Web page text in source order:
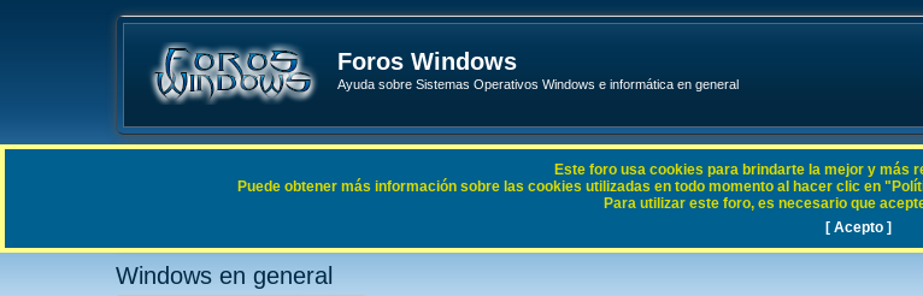
Foros Windows
Ayuda sobre Sistemas Operativos Windows e informática en general
Enlaces rápidos FAQ
Windows en general
Este foro usa cookies para brindarte la mejor y más
Puede obtener más información sobre las cookies utilizadas en todo momento al hacer clic en
Para utilizar este foro, es necesario que
[ Acepto ]